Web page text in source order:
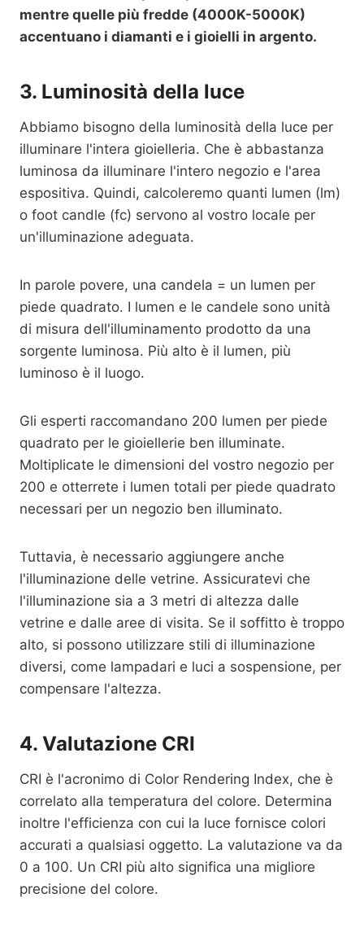
mentre quelle più fredde (4000K-5000K)
accentuano i diamanti e i gioielli in argento.
3. Luminosità della luce
Abbiamo bisogno della luminosità della luce per
illuminare l'intera gioielleria. Che è abbastanza
luminosa da illuminare l'intero negozio e l'area
espositiva. Quindi, calcoleremo quanti lumen (lm)
o foot candle (fc) servono al vostro locale per
un'illuminazione adeguata.
In parole povere, una candela = un lumen per
piede quadrato. I lumen e le candele sono unità
di misura dell'illuminamento prodotto da una
sorgente luminosa. Più alto è il lumen, più
luminoso è il luogo.
Gli esperti raccomandano 200 lumen per piede
quadrato per le gioiellerie ben illuminate.
Moltiplicate le dimensioni del vostro negozio per
200 e otterrete i lumen totali per piede quadrato
necessari per un negozio ben illuminato.
Tuttavia, è necessario aggiungere anche
l'illuminazione delle vetrine. Assicuratevi che
l'illuminazione sia a 3 metri di altezza dalle
vetrine e dalle aree di visita. Se il soffitto è troppo
alto, si possono utilizzare stili di illuminazione
diversi, come lampadari e luci a sospensione, per
compensare l'altezza.
4. Valutazione CRI
CRI è l'acronimo di Color Rendering Index, che è
correlato alla temperatura del colore. Determina
inoltre l'efficienza con cui la luce fornisce colori
accurati a qualsiasi oggetto. La valutazione va da
0 a 100. Un CRI più alto significa una migliore
precisione del colore.